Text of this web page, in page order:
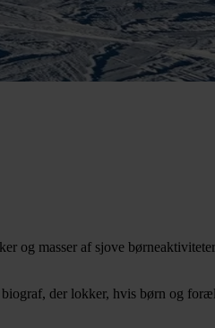
og masser af sjove
der lokker, hvis børn og